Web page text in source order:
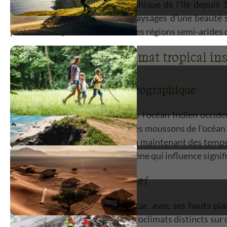
combinée à l'isolement géographique de l'île
exceptionnelle et façonné des paysages d'une
plateaux tempérés du centre et les régions semi-arides
Caractéristiques du climat tropical
Influence de la position géographique
La position de Madagascar dans l'océan Indien
météorologiques tropicaux et des moussons de
les extrêmes thermiques tout en maintenant des
ouest de l'océan Indien, phénomène qui influence
Effet de l'altitude et du relief
Le relief accidenté de Madagascar, avec ses hauts
remarquable qui génère des microclimats distincts